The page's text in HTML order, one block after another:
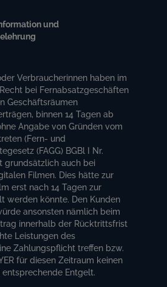
und
Verbraucherinnen haben im
bei Fernabsatzgeschäften
Geschäftsräumen
binnen 14 Tagen ab
Angabe von Gründen vom
(Fern- und
(FAGG) BGBl I Nr.
grundsätzlich auch bei
Filmen. Dies hätte zur
erst nach 14 Tagen zur
werden könnte. Den Kunden
ansonsten nämlich beim
innerhalb der Rücktrittsfrist
Leistungen des
Zahlungspflicht treffen bzw.
für diesen Zeitraum keinen
Entgelt.